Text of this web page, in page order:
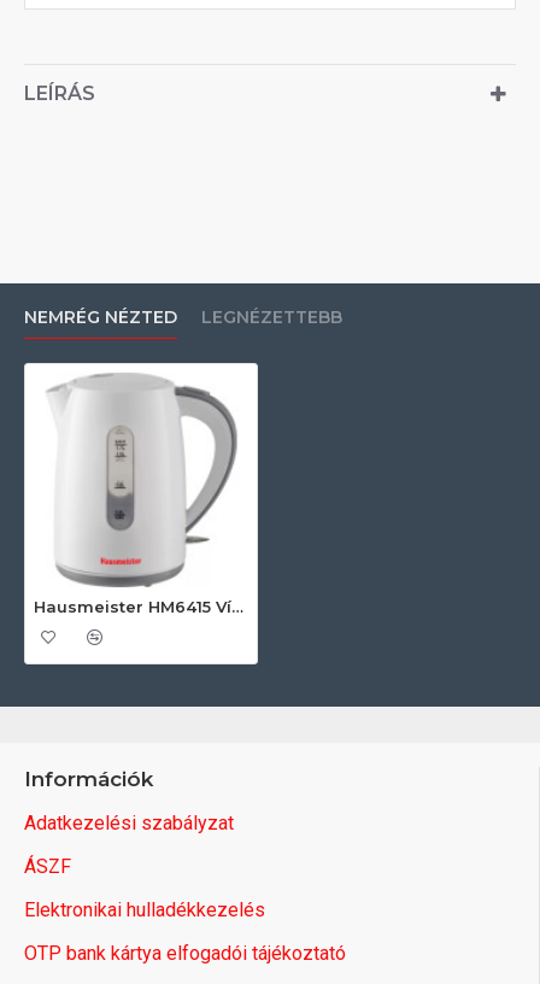
LEÍRÁS
NEMRÉG NÉZTED LEGNÉZETTEBB
Hausmeister HM6415 Vízforraló
Információk
Adatkezelési szabályzat
ÁSZF
Elektronikai hulladékkezelés
OTP bank kártya elfogadói tájékoztató